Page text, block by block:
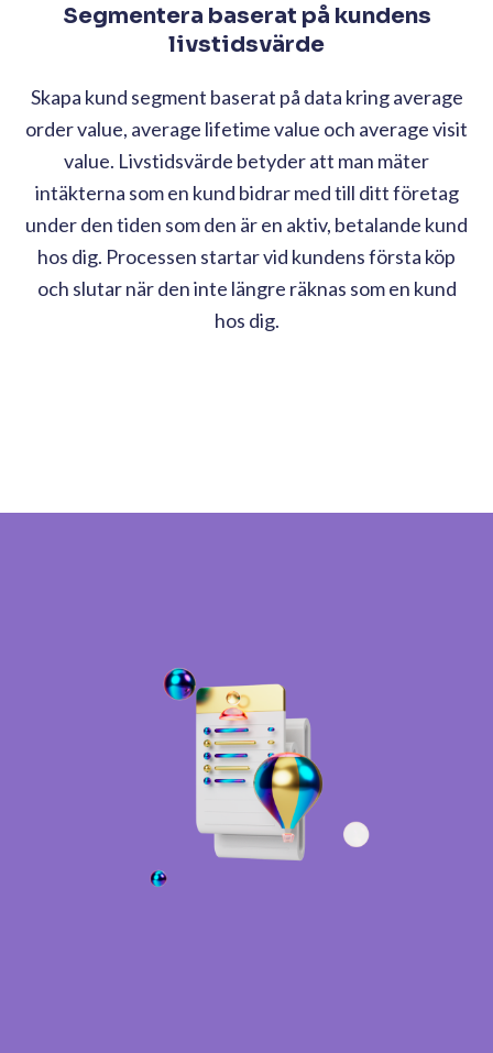
Segmentera baserat på kundens
livstidsvärde
Skapa kund segment baserat på data kring average
order value, average lifetime value och average visit
value. Livstidsvärde betyder att man mäter
intäkterna som en kund bidrar med till ditt företag
under den tiden som den är en aktiv, betalande kund
hos dig. Processen startar vid kundens första köp
och slutar när den inte längre räknas som en kund
hos dig.